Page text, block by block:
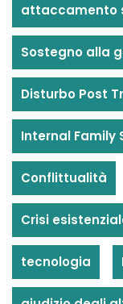
attaccamento
Sostegno alla
Disturbo Post
Internal Family
Conflittualità
Crisi
tecnologia